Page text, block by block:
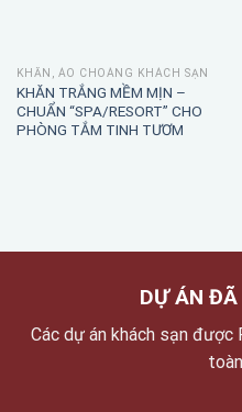
KHĂN, ÁO CHOÀNG KHÁCH SẠN
KHĂN TRẮNG MỀM MỊN –
CHUẨN “SPA/RESORT” CHO
PHÒNG TẮM TINH TƯƠM
DỰ ÁN ĐÃ
Các dự án khách sạn được